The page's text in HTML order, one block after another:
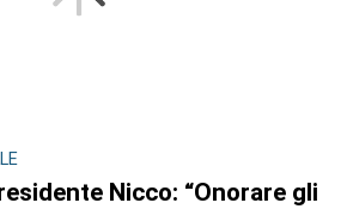
Nicco: “Onorare gli